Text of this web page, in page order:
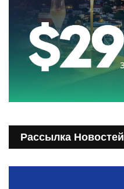
Рассылка Новостей